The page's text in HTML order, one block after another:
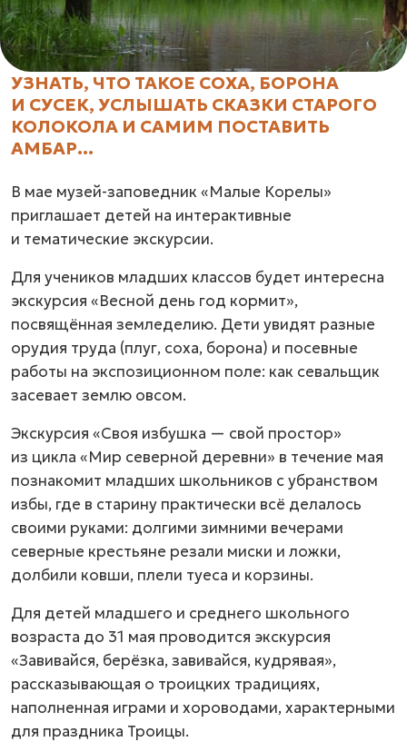
УЗНАТЬ, ЧТО ТАКОЕ СОХА, БОРОНА
И СУСЕК, УСЛЫШАТЬ СКАЗКИ СТАРОГО
КОЛОКОЛА И САМИМ ПОСТАВИТЬ
АМБАР...
В мае музей-заповедник «Малые Корелы»
приглашает детей на интерактивные
и тематические экскурсии.
Для учеников младших классов будет интересна
экскурсия «Весной день год кормит»,
посвящённая земледелию. Дети увидят разные
орудия труда (плуг, соха, борона) и посевные
работы на экспозиционном поле: как севальщик
засевает землю овсом.
Экскурсия «Своя избушка — свой простор»
из цикла «Мир северной деревни» в течение мая
познакомит младших школьников с убранством
избы, где в старину практически всё делалось
своими руками: долгими зимними вечерами
северные крестьяне резали миски и ложки,
долбили ковши, плели туеса и корзины.
Для детей младшего и среднего школьного
возраста до 31 мая проводится экскурсия
«Завивайся, берёзка, завивайся, кудрявая»,
рассказывающая о троицких традициях,
наполненная играми и хороводами, характерными
для праздника Троицы.